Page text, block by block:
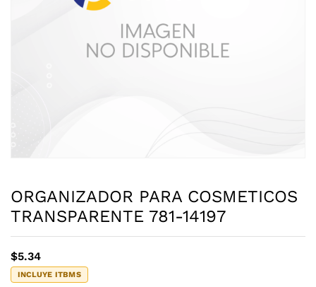
ORGANIZADOR PARA COSMETICOS
TRANSPARENTE 781-14197
$5.34
INCLUYE ITBMS